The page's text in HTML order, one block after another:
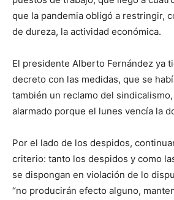
que la pandemia obligó a restringir,
de dureza, la actividad económica.
El presidente Alberto Fernández ya
decreto con las medidas, que se
también un reclamo del
alarmado porque el lunes vencía la
Por el lado de los despidos,
criterio: tanto los despidos y como
se dispongan en violación de lo
“no producirán efecto alguno,